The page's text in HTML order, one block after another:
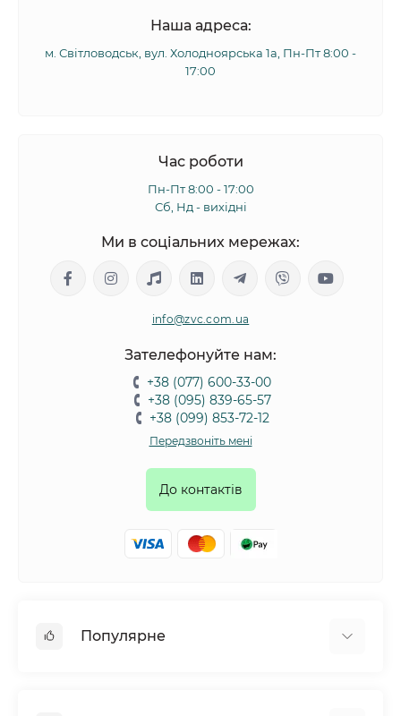
Наша адреса:
м. Світловодськ, вул. Холодноярська 1а, Пн-Пт 8:00 -
17:00
Час роботи
Пн-Пт 8:00 - 17:00
Сб, Нд - вихідні
Ми в соціальних мережах:
info@zvc.com.ua
Зателефонуйте нам:
+38 (077) 600-33-00
+38 (095) 839-65-57
+38 (099) 853-72-12
Передзвоніть мені
До контактів
Популярне